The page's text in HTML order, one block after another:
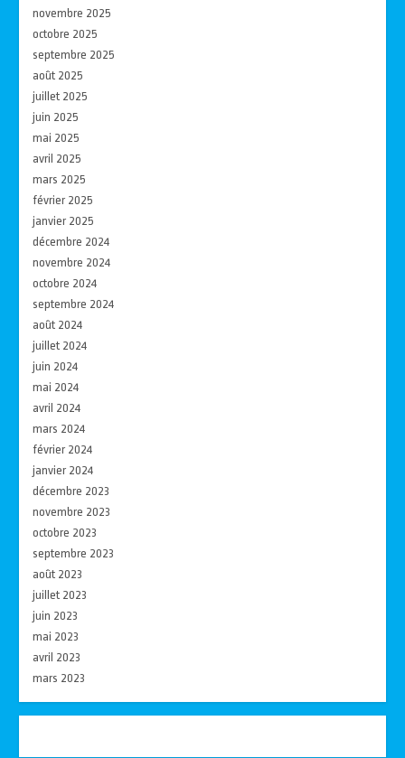
novembre 2025
octobre 2025
septembre 2025
août 2025
juillet 2025
juin 2025
mai 2025
avril 2025
mars 2025
février 2025
janvier 2025
décembre 2024
novembre 2024
octobre 2024
septembre 2024
août 2024
juillet 2024
juin 2024
mai 2024
avril 2024
mars 2024
février 2024
janvier 2024
décembre 2023
novembre 2023
octobre 2023
septembre 2023
août 2023
juillet 2023
juin 2023
mai 2023
avril 2023
mars 2023